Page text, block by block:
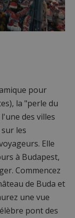
pour
la "perle du
des villes
les
Elle
à Budapest,
Commencez
de Buda et
une vue
pont des